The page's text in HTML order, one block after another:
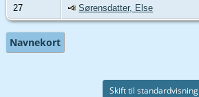
27 Sørensdatter, Else
Navnekort
Skift til standardvisning